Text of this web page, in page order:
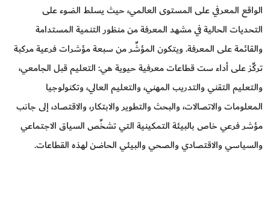
الواقع المعرفي على المستوى العالمي، حيث يسلط الضوء على
التحديات الحالية في مشهد المعرفة من منظور التنمية المستدامة
والقائمة على المعرفة. ويتكون المؤشِّر من سبعة مؤشرات فرعية مركبة
تركِّز على أداء ست قطاعات معرفية حيوية هي: التعليم قبل الجامعي،
والتعليم التقني والتدريب المهني، والتعليم العالي، وتكنولوجيا
المعلومات والاتصالات، والبحث والتطوير والابتكار، والاقتصاد، إلى جانب
مؤشر فرعي خاص بالبيئة التمكينية التي تشخِّص السياق الاجتماعي
والسياسي والاقتصادي والصحي والبيئي الحاضن لهذه القطاعات.